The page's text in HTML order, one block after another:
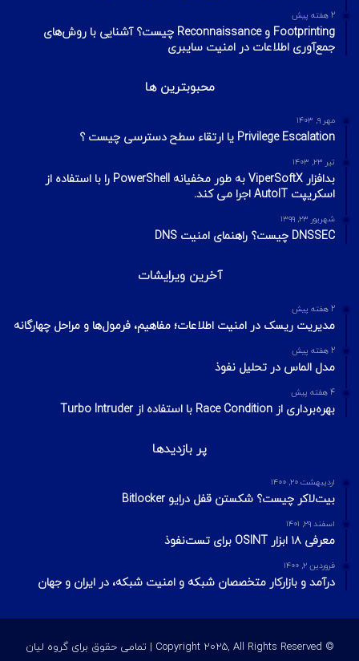
2 هفته پیش
Footprinting و Reconnaissance چیست؟ آشنایی با روش‌های
جمع‌آوری اطلاعات در امنیت سایبری
محبوبترین ها
مهر ۹, ۱۴۰۳
Privilege Escalation یا ارتقاء سطح دسترسی چیست ؟
تیر ۲۳, ۱۴۰۳
بدافزار ViperSoftX به طور مخفیانه PowerShell را با استفاده از
اسکریپت AutoIT اجرا می کند.
شهریور ۲۳, ۱۳۹۹
DNSSEC چیست؟ راهنمای امنیت DNS
آخرین ویرایشات
2 هفته پیش
مدیریت ریسک در امنیت اطلاعات؛ مفاهیم، فرمول‌ها و مراحل چهارگانه
2 هفته پیش
مدل الماس در تحلیل نفوذ
4 هفته پیش
بهره‌برداری از Race Condition با استفاده از Turbo Intruder
پر بازدیدها
اردیبهشت ۲۰, ۱۴۰۰
بیت‌لاکر چیست؟ شکستن قفل درایو Bitlocker
اسفند ۲۹, ۱۴۰۱
معرفی ۱۸ ابزار OSINT برای تست‌نفوذ
فروردین ۲, ۱۴۰۰
درآمد و بازارکار متخصصان شبکه و امنیت شبکه، در ایران و جهان
© Copyright 2025, All Rights Reserved | تمامی حقوق برای گروه لیان